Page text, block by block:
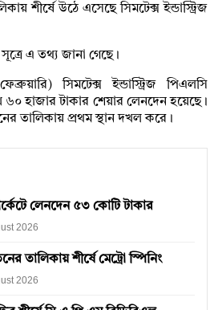
শীর্ষে উঠে এসেছে সিমটেক্স ইন্ডাস্ট্রিজ
এ তথ্য জানা গেছে।
সিমটেক্স ইন্ডাস্ট্রিজ পিএলসি
হাজার টাকার শেয়ার লেনদেন হয়েছে।
তালিকায় প্রথম স্থান দখল করে।
লেনদেন ৫৩ কোটি টাকার
2026
তালিকায় শীর্ষে মেট্রো স্পিনিং
2026